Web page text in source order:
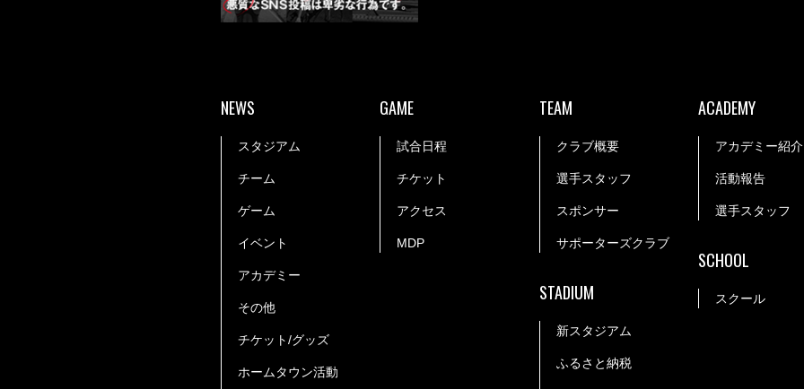
NEWS
スタジアム
チーム
ゲーム
イベント
アカデミー
その他
チケット/グッズ
ホームタウン活動
GAME
試合日程
チケット
アクセス
MDP
TEAM
クラブ概要
選手スタッフ
スポンサー
サポーターズクラブ
STADIUM
新スタジアム
ふるさと納税
ACADEMY
アカデミー紹介
活動報告
選手スタッフ
SCHOOL
スクール